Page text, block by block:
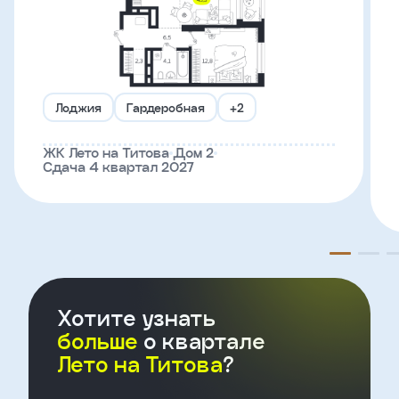
Лоджия Гардеробная +2
ЖК Лето на Титова Дом 2
Сдача 4 квартал 2027
Хотите узнать
больше о квартале
Лето на Титова?
Введите название агенства
на
условиями
политики
конфиденциальности